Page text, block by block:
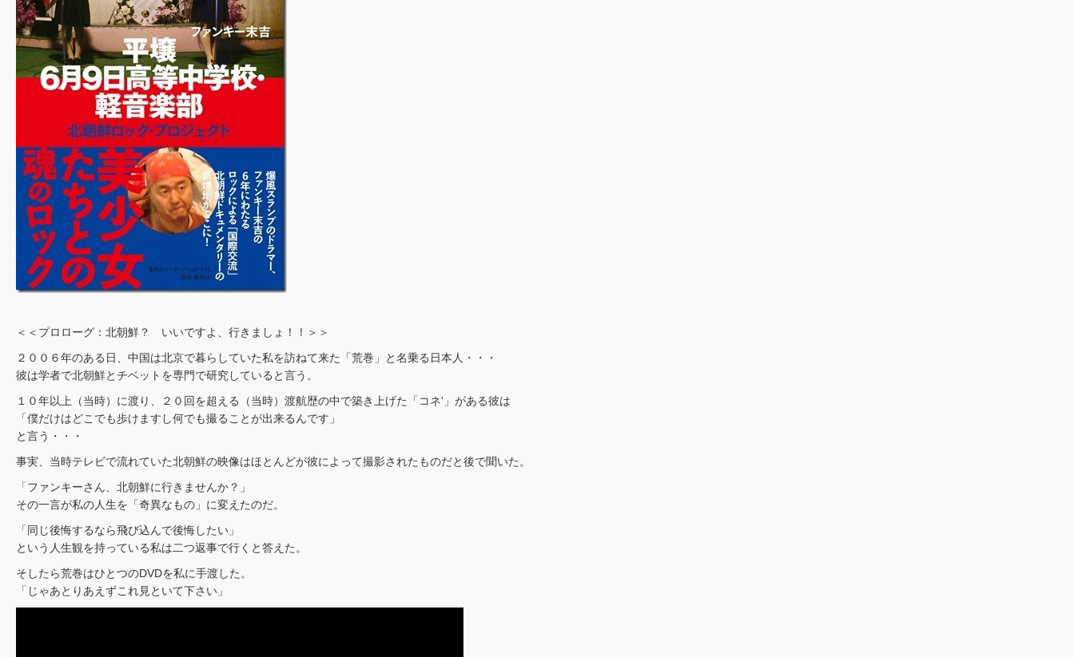
＜＜プロローグ：北朝鮮？ いいですよ、行きましょ！！＞＞
２００６年のある日、中国は北京で暮らしていた私を訪ねて来た「荒巻」と名乗る日本人・・・
彼は学者で北朝鮮とチベットを専門で研究していると言う。
１０年以上（当時）に渡り、２０回を超える（当時）渡航歴の中で築き上げた「コネ'」がある彼は
「僕だけはどこでも歩けますし何でも撮ることが出来るんです」
と言う・・・
事実、当時テレビで流れていた北朝鮮の映像はほとんどが彼によって撮影されたものだと後で聞いた。
「ファンキーさん、北朝鮮に行きませんか？」
その一言が私の人生を「奇異なもの」に変えたのだ。
「同じ後悔するなら飛び込んで後悔したい」
という人生観を持っている私は二つ返事で行くと答えた。
そしたら荒巻はひとつのDVDを私に手渡した。
「じゃあとりあえずこれ見といて下さい」